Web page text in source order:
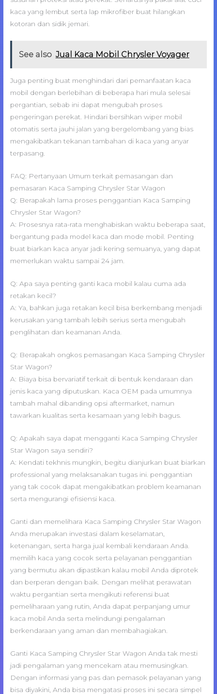
kaca yang lembut serta lap mikrofiber buat hilangkan
kotoran dan sidik jemari.
See also Jual Kaca Mobil Chrysler Voyager
Juga penting buat menghindari dari pemanfaatan kaca
mobil dengan berlebihan di beberapa hari mula selesai
pergantian, sebab ini dapat mengubah proses
pengeringan perekat. Hindari bersihkan wiper mobil
otomatis serta jauhi jalan yang bergelombang yang bias
mengakibatkan tekanan tambahan di kaca yang anyar
terpasang.
FAQ: Pertanyaan Umum terkait pemasangan dan
pemasaran Kaca Samping Chrysler Star Wagon
Q: Berapakah lama proses penggantian Kaca Samping
Chrysler Star Wagon?
A: Prosesnya rata-rata menghabiskan waktu beberapa saat,
bergantung pada model kaca dan mode mobil. Penting
buat biarkan kaca anyar jadi kering semuanya, yang dapat
memerlukan waktu sampai 24 jam.
Q: Apa saya penting ganti kaca mobil kalau cuma ada
retakan kecil?
A: Ya, bahkan juga retakan kecil bisa berkembang menjadi
kerusakan yang tambah lebih serius serta mengubah
penglihatan dan keamanan Anda.
Q: Berapakah ongkos pemasangan Kaca Samping Chrysler
Star Wagon?
A: Biaya bisa bervariatif terkait di bentuk kendaraan dan
jenis kaca yang diputuskan. Kaca OEM pada umumnya
tambah mahal dibanding opsi aftermarket, namun
tawarkan kualitas serta kesamaan yang lebih bagus.
Q: Apakah saya dapat mengganti Kaca Samping Chrysler
Star Wagon saya sendiri?
A: Kendati tekhnis mungkin, begitu dianjurkan buat biarkan
professional yang melaksanakan tugas ini. penggantian
yang tak cocok dapat mengakibatkan problem keamanan
serta mengurangi efisiensi kaca.
Ganti dan memelihara Kaca Samping Chrysler Star Wagon
Anda merupakan investasi dalam keselamatan,
ketenangan, serta harga jual kembali kendaraan Anda.
memilih kaca yang cocok serta pelayanan penggantian
yang bermutu akan dipastikan kalau mobil Anda diprotek
dan berperan dengan baik. Dengan melihat perawatan
waktu pergantian serta mengikuti referensi buat
pemeliharaan yang rutin, Anda dapat perpanjang umur
kaca mobil Anda serta melindungi pengalaman
berkendaraan yang aman dan membahagiakan.
Ganti Kaca Samping Chrysler Star Wagon Anda tak mesti
jadi pengalaman yang mencekam atau memusingkan.
Dengan informasi yang pas dan pemasok pelayanan yang
bisa diyakini, Anda bisa mengatasi proses ini secara simpel